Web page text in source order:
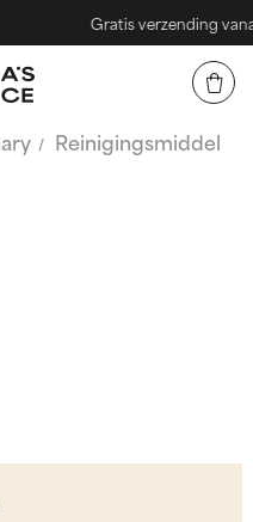
Gratis verzending vanaf € 25
Reinigingsmiddel